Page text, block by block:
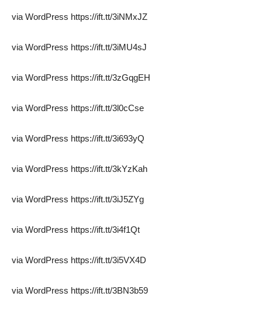
via WordPress https://ift.tt/3iNMxJZ
via WordPress https://ift.tt/3iMU4sJ
via WordPress https://ift.tt/3zGqgEH
via WordPress https://ift.tt/3l0cCse
via WordPress https://ift.tt/3i693yQ
via WordPress https://ift.tt/3kYzKah
via WordPress https://ift.tt/3iJ5ZYg
via WordPress https://ift.tt/3i4f1Qt
via WordPress https://ift.tt/3i5VX4D
via WordPress https://ift.tt/3BN3b59